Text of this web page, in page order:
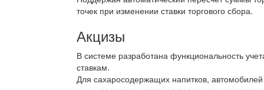
точек при изменении ставки торгового сбора.
Акцизы
В системе разработана функциональность
ставкам.
Для сахаросодержащих напитков,